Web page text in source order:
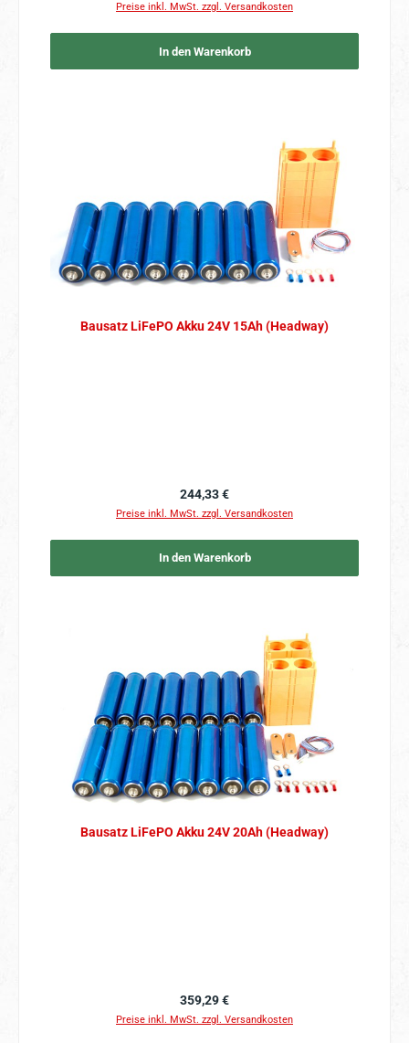
Preise inkl. MwSt. zzgl. Versandkosten
In den Warenkorb
Bausatz LiFePO Akku 24V 15Ah (Headway)
Regulärer Preis:
244,33 €
Preise inkl. MwSt. zzgl. Versandkosten
In den Warenkorb
Bausatz LiFePO Akku 24V 20Ah (Headway)
Regulärer Preis:
359,29 €
Preise inkl. MwSt. zzgl. Versandkosten